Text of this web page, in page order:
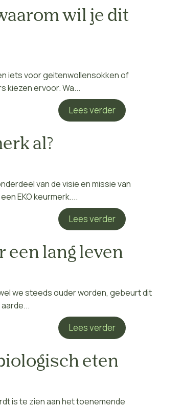
wil je dit
iets voor geitenwollensokken of
kiezen ervoor. Wa...
Lees verder
al?
van de visie en missie van
EKO keurmerk....
Lees verder
een lang leven
we steeds ouder worden, gebeurt dit
Lees verder
eten
is te zien aan het toenemende